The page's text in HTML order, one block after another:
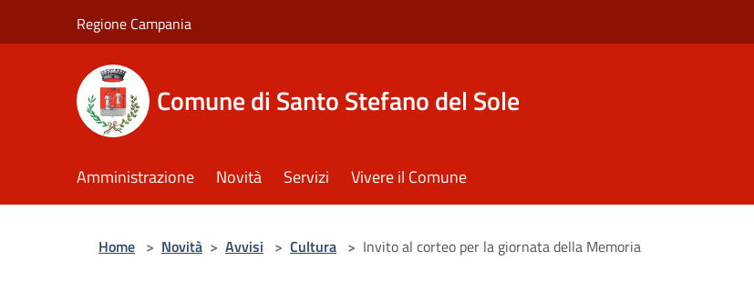
Regione Campania
Comune di Santo Stefano del Sole
Amministrazione Novità Servizi Vivere il Comune
Home > Novità > Avvisi > Cultura > Invito al corteo per la giornata della Memoria